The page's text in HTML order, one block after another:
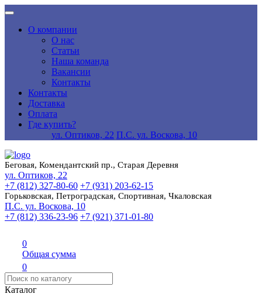
О компании
О нас
Статьи
Наша команда
Вакансии
Контакты
Контакты
Доставка
Оплата
Где купить?
ул. Оптиков, 22 П.С. ул. Воскова, 10
Беговая, Комендантский пр., Старая Деревня
ул. Оптиков, 22
+7 (812) 327-80-60 +7 (931) 203-62-15
Горьковская, Петроградская, Спортивная, Чкаловская
П.С. ул. Воскова, 10
+7 (812) 336-23-96 +7 (921) 371-01-80
0
Общая сумма
0
Каталог